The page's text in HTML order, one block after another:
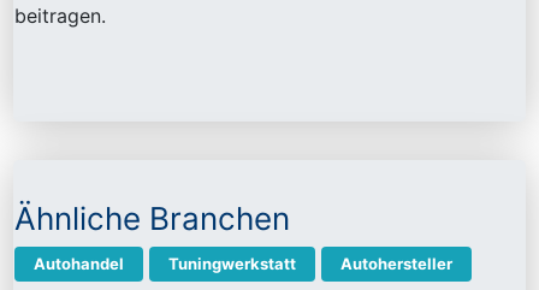
beitragen.
Ähnliche Branchen
Autohandel Tuningwerkstatt Autohersteller